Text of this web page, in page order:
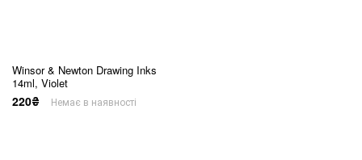
Winsor & Newton Drawing Inks
14ml, Violet
220₴ Немає в наявності